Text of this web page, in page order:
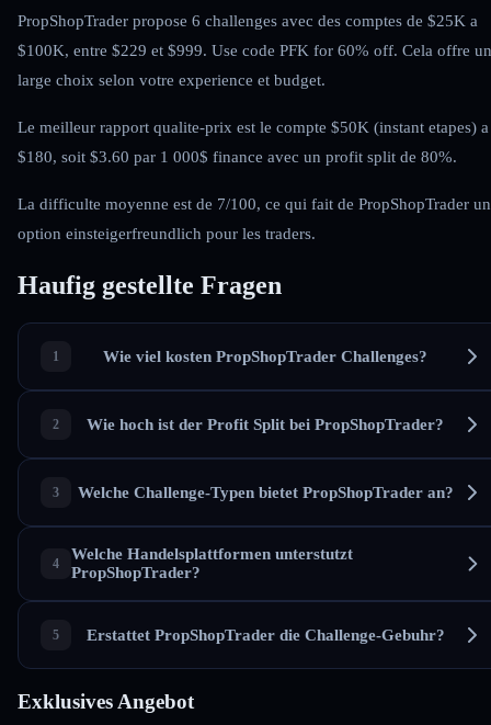
PropShopTrader propose 6 challenges avec des comptes de $25K a
$100K, entre $229 et $999. Use code PFK for 60% off. Cela offre un
large choix selon votre experience et budget.
Le meilleur rapport qualite-prix est le compte $50K (instant etapes) a
$180, soit $3.60 par 1 000$ finance avec un profit split de 80%.
La difficulte moyenne est de 7/100, ce qui fait de PropShopTrader
option einsteigerfreundlich pour les traders.
Haufig gestellte Fragen
Wie viel kosten PropShopTrader Challenges?
Wie hoch ist der Profit Split bei PropShopTrader?
Welche Challenge-Typen bietet PropShopTrader an?
Welche Handelsplattformen unterstutzt
PropShopTrader?
Erstattet PropShopTrader die Challenge-Gebuhr?
Exklusives Angebot